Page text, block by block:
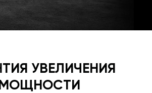
УВЕЛИЧЕНИЯ
МОЩНОСТИ